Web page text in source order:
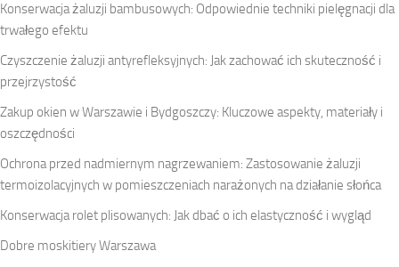
Konserwacja żaluzji bambusowych: Odpowiednie techniki pielęgnacji dla
trwałego efektu
Czyszczenie żaluzji antyrefleksyjnych: Jak zachować ich skuteczność i
przejrzystość
Zakup okien w Warszawie i Bydgoszczy: Kluczowe aspekty, materiały i
oszczędności
Ochrona przed nadmiernym nagrzewaniem: Zastosowanie żaluzji
termoizolacyjnych w pomieszczeniach narażonych na działanie słońca
Konserwacja rolet plisowanych: Jak dbać o ich elastyczność i wygląd
Dobre moskitiery Warszawa